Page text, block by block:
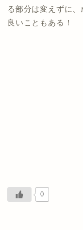
る部分は変えずに
良いこともある！
0